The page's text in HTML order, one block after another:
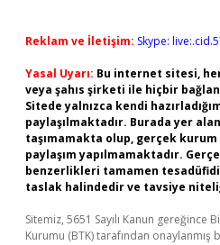
Reklam ve İletişim: Skype:
Yasal Uyarı: Bu internet sitesi,
veya şahıs şirketi ile hiçbir
Sitede yalnızca kendi
paylaşılmaktadır. Burada yer
taşımamakta olup, gerçek
paylaşım yapılmamaktadır.
benzerlikleri tamamen
taslak halindedir ve tavsiye
Sitemiz, 5651 Sayılı Kanun gereğince
Kurumu (BTK) tarafından onaylanmış